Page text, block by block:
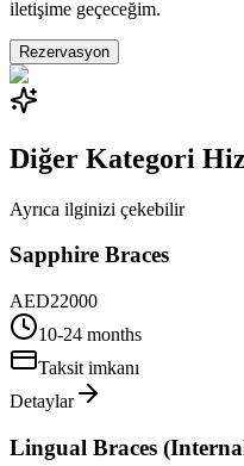
iletişime geçeceğim.
Rezervasyon
Diğer Kategori
Ayrıca ilginizi çekebilir
Sapphire Braces
AED22000
10-24 months
Taksit imkanı
Detaylar
Lingual Braces